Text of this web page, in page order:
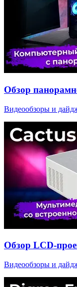
Обзор
Видеообзоры и
Обзор LCD-
Видеообзоры и